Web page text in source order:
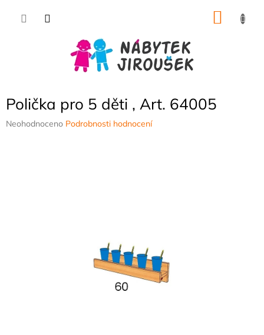
Polička pro 5 děti , Art. 64005
Průměrné
Neohodnoceno Podrobnosti hodnocení